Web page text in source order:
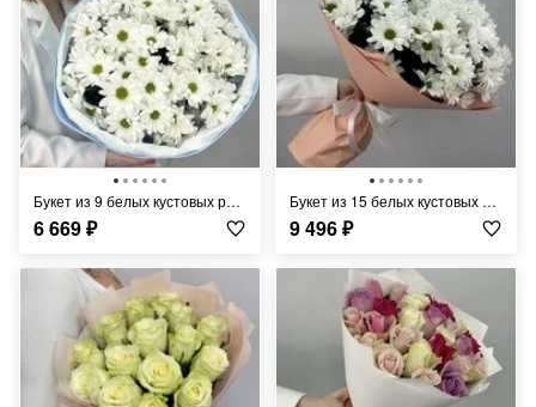
Букет из 9 белых кустовых ромашковых хризантем в цветной упаковке
6 669₽
Букет из 15 белых кустовых ромашковых хризантем
9 496₽